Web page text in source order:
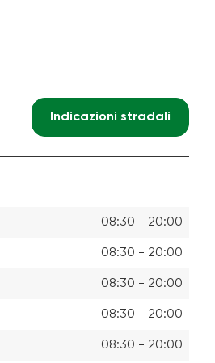
Indicazioni stradali
08:30 - 20:00
08:30 - 20:00
08:30 - 20:00
08:30 - 20:00
08:30 - 20:00